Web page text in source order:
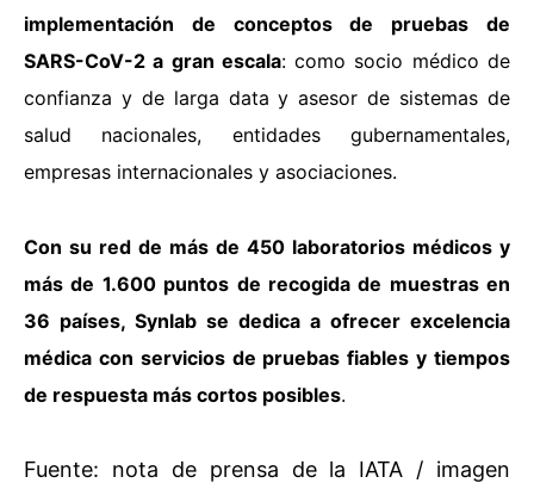
implementación de conceptos de pruebas de
SARS-CoV-2 a gran escala: como socio médico de
confianza y de larga data y asesor de sistemas de
salud nacionales, entidades gubernamentales,
empresas internacionales y asociaciones.
Con su red de más de 450 laboratorios médicos y
más de 1.600 puntos de recogida de muestras en
36 países, Synlab se dedica a ofrecer excelencia
médica con servicios de pruebas fiables y tiempos
de respuesta más cortos posibles.
Fuente: nota de prensa de la IATA / imagen